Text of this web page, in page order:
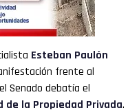
Esteban Paulón
frente al
Senado debatía el
la Propiedad Privada.